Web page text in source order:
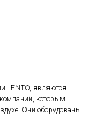
LENTO, являются
которым
Они оборудованы